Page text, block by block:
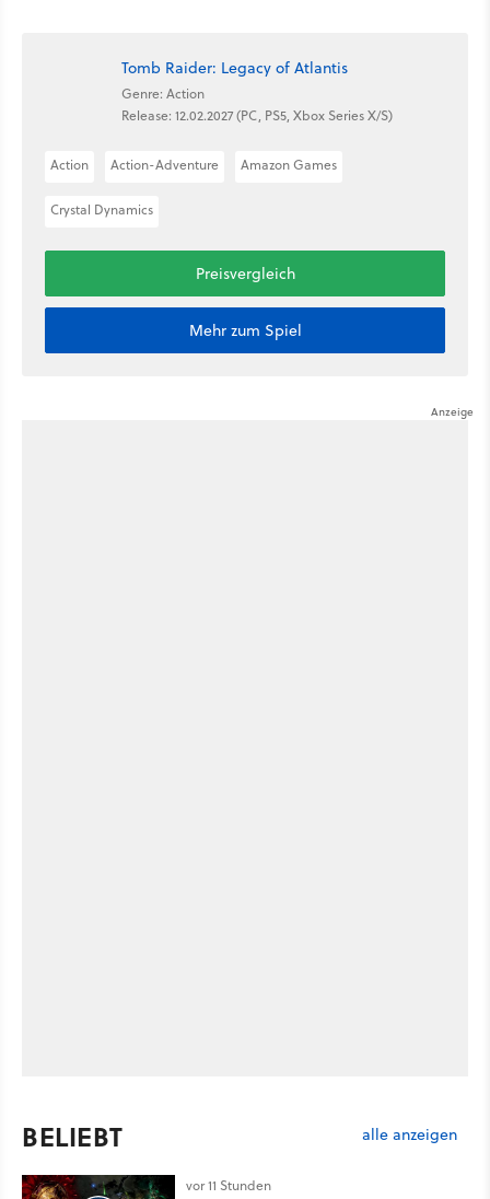
Tomb Raider: Legacy of Atlantis
Genre: Action
Release: 12.02.2027 (PC, PS5, Xbox Series X/S)
Action Action-Adventure Amazon Games
Crystal Dynamics
Preisvergleich
Mehr zum Spiel
BELIEBT alle anzeigen
vor 11 Stunden